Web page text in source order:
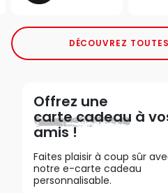
DÉCOUVREZ
Offrez une
carte cadeau à
amis !
Faites plaisir à coup sûr
notre e-carte cadeau
personnalisable.